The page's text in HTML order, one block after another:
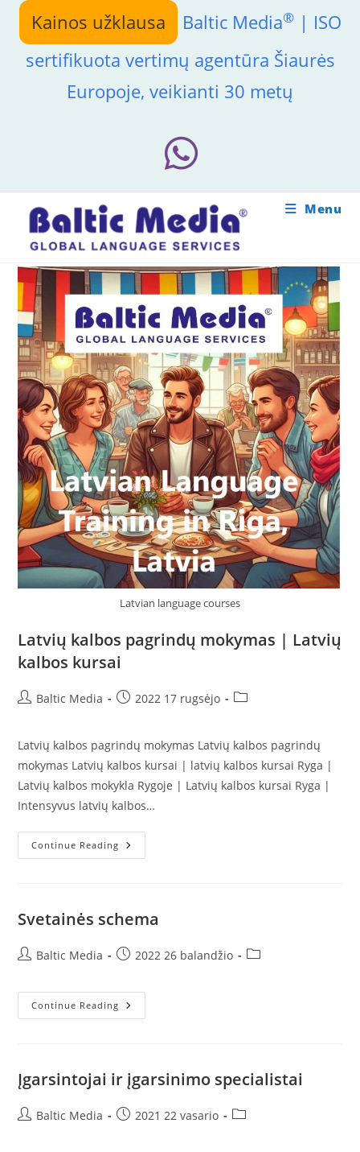
Skip
content
Kainos užklausa Baltic Media®| ISO
sertifikuota vertimų agentūra Šiaurės
Europoje, veikianti 30 metų
Menu
Latvian language courses
Latvių kalbos pagrindų mokymas | Latvių
kalbos kursai
PostBaltic Media
Post2022 17 rugsėjo
Post
Latvių kalbos pagrindų mokymas Latvių kalbos pagrindų
mokymas Latvių kalbos kursai | latvių kalbos kursai Ryga |
Latvių kalbos mokykla Rygoje | Latvių kalbos kursai Ryga |
Intensyvus latvių kalbos…
Continue Reading Latvių
Kalbos
Kursai
Svetainės schema
PostBaltic Media
Post2022 26 balandžio
Post
Continue Reading Svetainės
Schema
Įgarsintojai ir įgarsinimo specialistai
PostBaltic Media
Post2021 22 vasario
Post